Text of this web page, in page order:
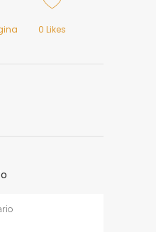
0 Likes